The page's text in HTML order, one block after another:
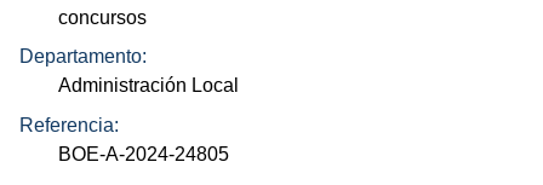
concursos
Departamento:
Administración Local
Referencia:
BOE-A-2024-24805